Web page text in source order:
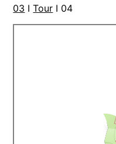
03 ITour I 04